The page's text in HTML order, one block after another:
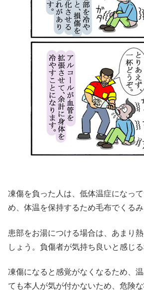
凍傷を負った人は、低体温症になっ
め、体温を保持するため毛布でくるみ
患部をお湯につける場合は、あまり
しょう。負傷者が気持ち良いと感じる
凍傷になると感覚がなくなるため、
ても本人が気が付かないため、危険